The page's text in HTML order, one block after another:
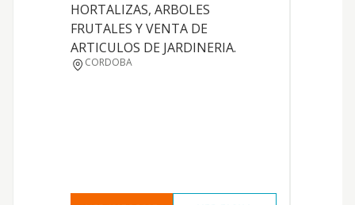
HORTALIZAS, ARBOLES
FRUTALES Y VENTA DE
ARTICULOS DE JARDINERIA.
CORDOBA